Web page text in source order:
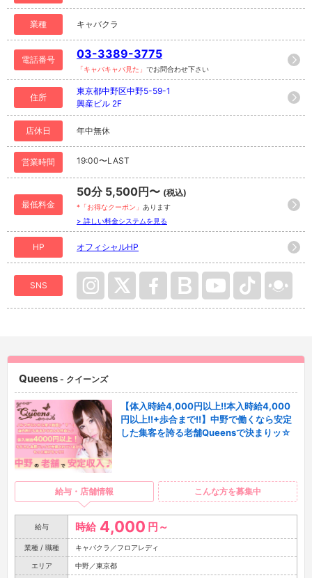
業種 キャバクラ
電話番号 03-3389-3775
「キャバキャバ見た」 でお問合わせ下さい
住所
東京都中野区中野5-59-1
興産ビル 2F
店休日 年中無休
営業時間 19:00〜LAST
最低料金
50分 5,500円〜 (税込)
*「お得なクーポン」 あります
> 詳しい料金システムを見る
HP オフィシャルHP
SNS
Queens - クイーンズ
【体入時給4,000円以上!!本入時給4,000
円以上!!+歩合まで!!】中野で働くなら安定
した集客を誇る老舗Queensで決まりッ☆
給与・店舗情報 こんな方を募集中
給与 時給 4,000 円～
業種 / 職種 キャバクラ／フロアレディ
エリア 中野／東京都